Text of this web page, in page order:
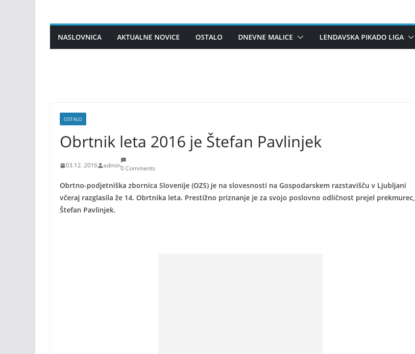
contentNASLOVNICA AKTUALNE NOVICE OSTALO DNEVNE MALICE LENDAVSKA PIKADO LIGA
OSTALO
Obrtnik leta 2016 je Štefan Pavlinjek
03.12. 2016 admin0 Comments
Obrtno-podjetniška zbornica Slovenije (OZS) je na slovesnosti na Gospodarskem razstavišču v Ljubljani
včeraj razglasila že 14. Obrtnika leta. Prestižno priznanje je za svojo poslovno odličnost prejel prekmurec,
Štefan Pavlinjek.